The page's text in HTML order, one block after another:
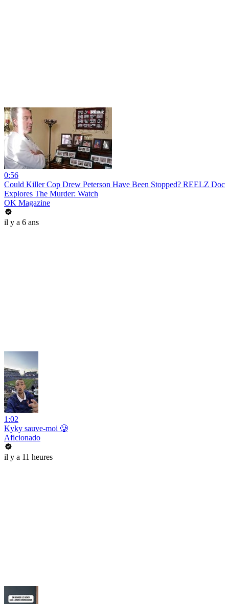
0:56
Could Killer Cop Drew Peterson Have Been Stopped? REELZ Doc
Explores The Murder: Watch
OK Magazine
il y a 6 ans
1:02
Kyky sauve-moi 🥲
Aficionado
il y a 11 heures